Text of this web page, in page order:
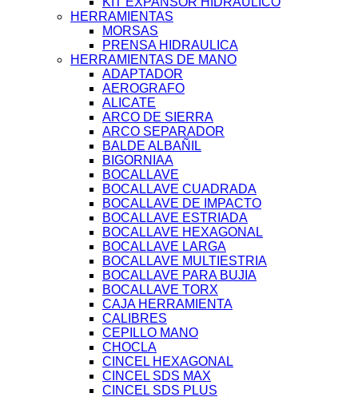
HERRAMIENTAS
MORSAS
PRENSA HIDRAULICA
HERRAMIENTAS DE MANO
ADAPTADOR
AEROGRAFO
ALICATE
ARCO DE SIERRA
ARCO SEPARADOR
BALDE ALBAÑIL
BIGORNIAA
BOCALLAVE
BOCALLAVE CUADRADA
BOCALLAVE DE IMPACTO
BOCALLAVE ESTRIADA
BOCALLAVE HEXAGONAL
BOCALLAVE LARGA
BOCALLAVE MULTIESTRIA
BOCALLAVE PARA BUJIA
BOCALLAVE TORX
CAJA HERRAMIENTA
CALIBRES
CEPILLO MANO
CHOCLA
CINCEL HEXAGONAL
CINCEL SDS MAX
CINCEL SDS PLUS